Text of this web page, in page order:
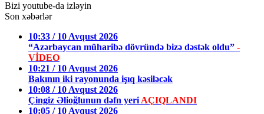
Bizi youtube-da izləyin
Son xəbərlər
10:33 / 10 Avqust 2026
“Azərbaycan müharibə dövründə bizə dəstək oldu” -
VİDEO
10:21 / 10 Avqust 2026
Bakının iki rayonunda işıq kəsiləcək
10:08 / 10 Avqust 2026
Çingiz Əlioğlunun dəfn yeri AÇIQLANDI
10:05 / 10 Avqust 2026